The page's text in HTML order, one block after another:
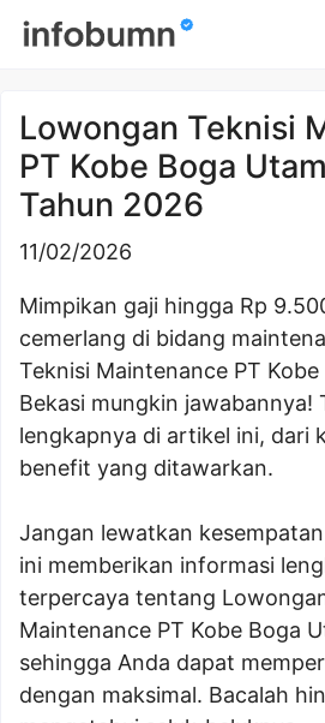
Skip
Lowongan Teknisi
PT Kobe Boga
Tahun 2026
11/02/2026
Mimpikan gaji hingga Rp
cemerlang di bidang
Teknisi Maintenance PT
Bekasi mungkin jawabannya!
lengkapnya di artikel ini, dari
benefit yang ditawarkan.
Jangan lewatkan
ini memberikan informasi
terpercaya tentang
Maintenance PT Kobe Boga
sehingga Anda dapat
dengan maksimal. Bacalah